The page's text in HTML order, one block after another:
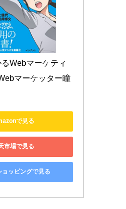
Webマーケティ
マーケッター瞳
で見る
市場で見る
ッピングで見る